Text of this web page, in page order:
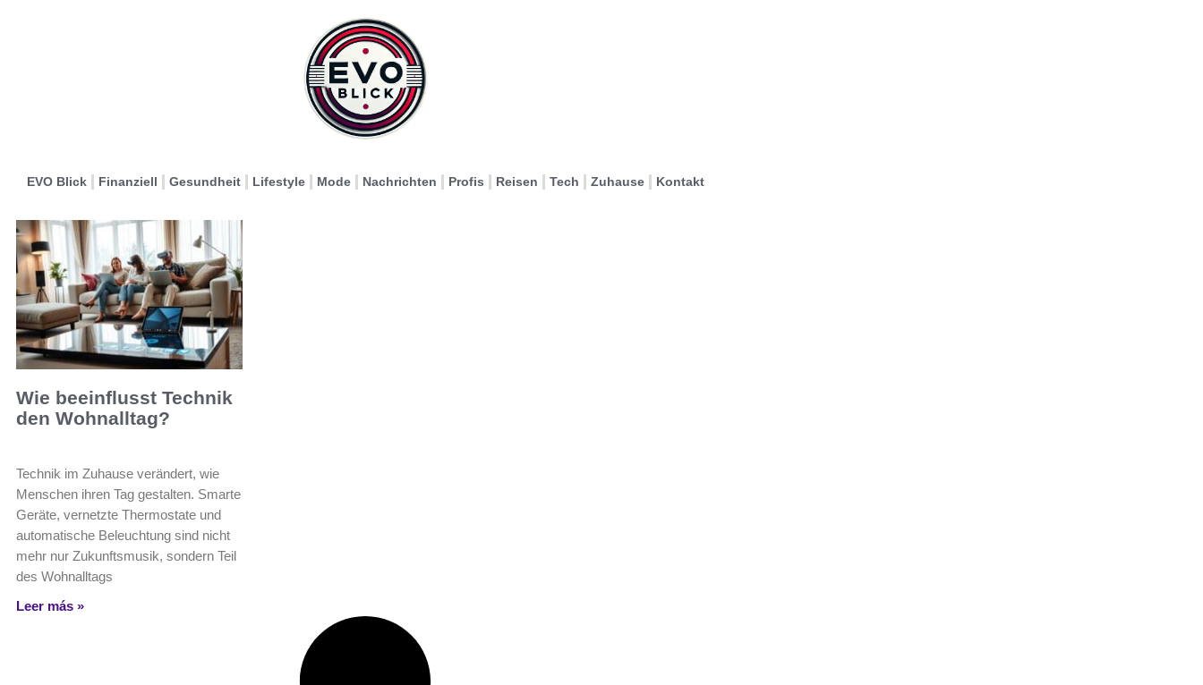
EVO Blick Finanziell Gesundheit Lifestyle Mode Nachrichten Profis Reisen Tech Zuhause Kontakt
Wie beeinflusst Technik
den Wohnalltag?
Technik im Zuhause verändert, wie
Menschen ihren Tag gestalten. Smarte
Geräte, vernetzte Thermostate und
automatische Beleuchtung sind nicht
mehr nur Zukunftsmusik, sondern Teil
des Wohnalltags
Leer más »